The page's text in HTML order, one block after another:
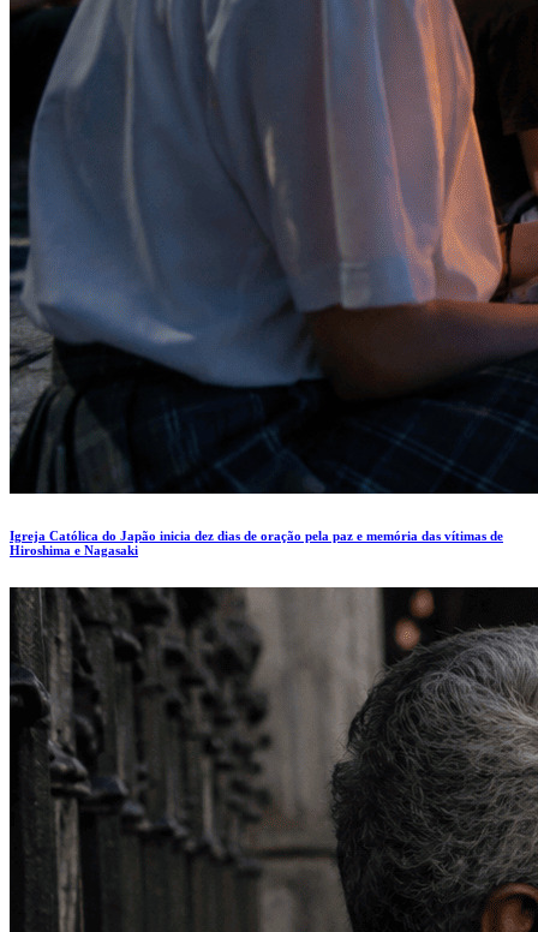
Igreja Católica do Japão inicia dez dias de oração pela paz e memória das vítimas de
Hiroshima e Nagasaki